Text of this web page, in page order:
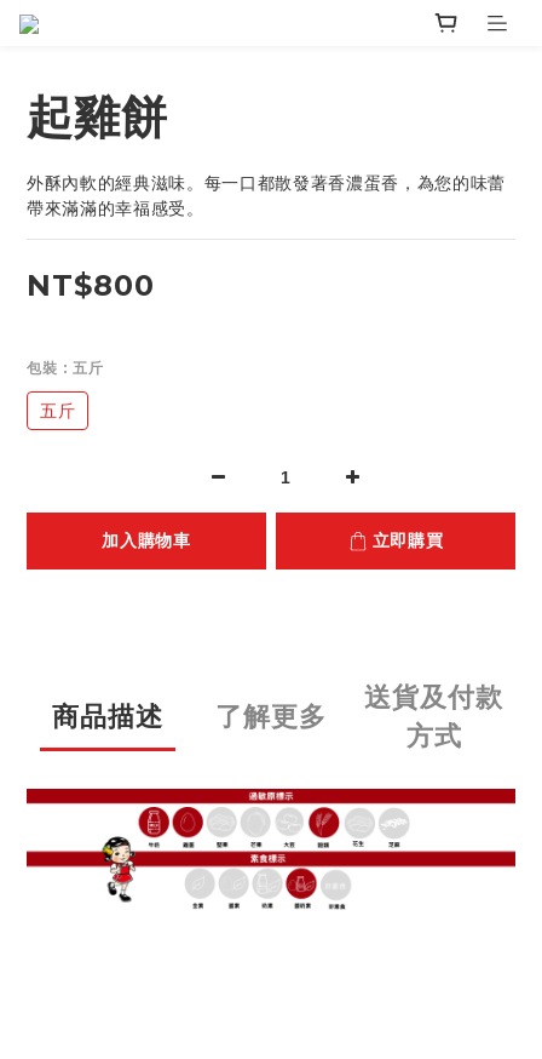
起雞餅
外酥內軟的經典滋味。每一口都散發著香濃蛋香，為您的味蕾
帶來滿滿的幸福感受。
NT$800
包裝 : 五斤
五斤
加入購物車 立即購買
商品描述 了解更多
送貨及付款
方式